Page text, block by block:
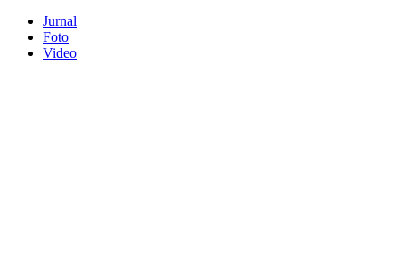
Jurnal
Foto
Video